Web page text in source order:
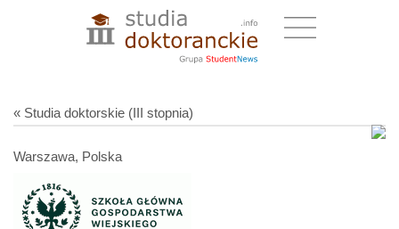
« Studia doktorskie (III stopnia)
Warszawa, Polska